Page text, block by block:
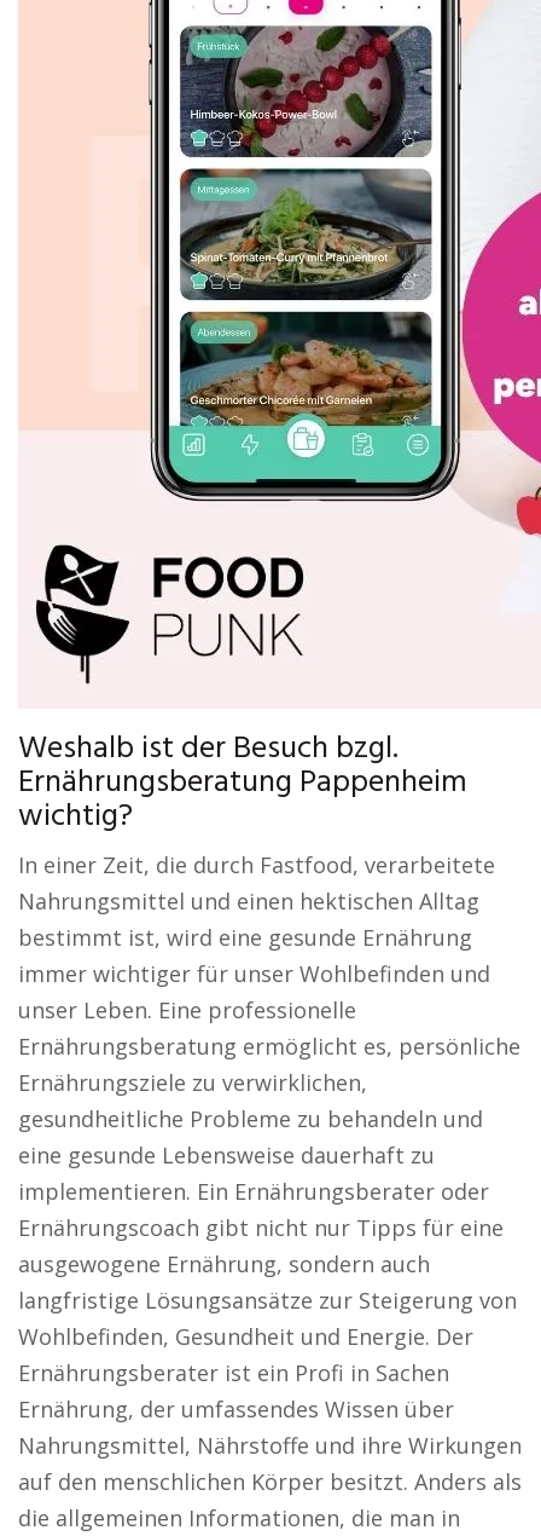
Weshalb ist der Besuch bzgl.
Ernährungsberatung Pappenheim
wichtig?
In einer Zeit, die durch Fastfood, verarbeitete
Nahrungsmittel und einen hektischen Alltag
bestimmt ist, wird eine gesunde Ernährung
immer wichtiger für unser Wohlbefinden und
unser Leben. Eine professionelle
Ernährungsberatung ermöglicht es, persönliche
Ernährungsziele zu verwirklichen,
gesundheitliche Probleme zu behandeln und
eine gesunde Lebensweise dauerhaft zu
implementieren. Ein Ernährungsberater oder
Ernährungscoach gibt nicht nur Tipps für eine
ausgewogene Ernährung, sondern auch
langfristige Lösungsansätze zur Steigerung von
Wohlbefinden, Gesundheit und Energie. Der
Ernährungsberater ist ein Profi in Sachen
Ernährung, der umfassendes Wissen über
Nahrungsmittel, Nährstoffe und ihre Wirkungen
auf den menschlichen Körper besitzt. Anders als
die allgemeinen Informationen, die man in